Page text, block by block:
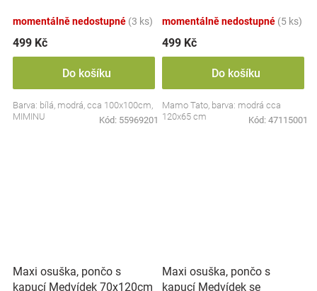
momentálně nedostupné (3 ks)
499 Kč
Do košíku
Barva: bílá, modrá, cca 100x100cm,
MIMINU
Kód: 55969201
momentálně nedostupné (5 ks)
499 Kč
Do košíku
Mamo Tato, barva: modrá cca
120x65 cm
Kód: 47115001
Maxi osuška, pončo s
kapucí Medvídek 70x120cm
Maxi osuška, pončo s
kapucí Medvídek se